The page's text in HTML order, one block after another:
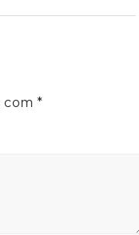
com *